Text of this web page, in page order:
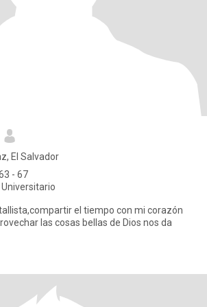
El Salvador
- 67
el tiempo con mi corazón
las cosas bellas de Dios nos da